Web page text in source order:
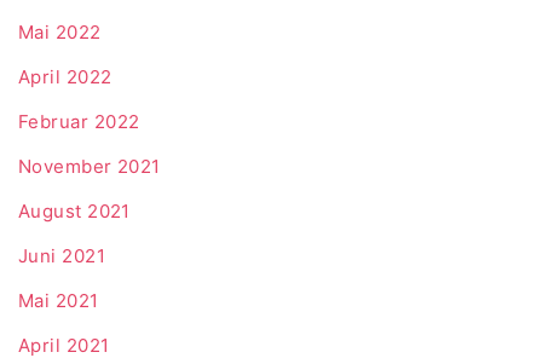
Mai 2022
April 2022
Februar 2022
November 2021
August 2021
Juni 2021
Mai 2021
April 2021